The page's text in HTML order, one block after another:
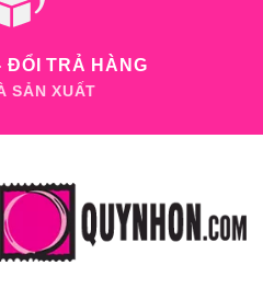
ĐỔI TRẢ HÀNG
SẢN XUẤT